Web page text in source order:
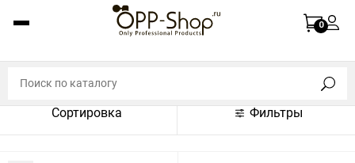
0
Сортировка Фильтры
По названию (A-Z)
По цене (по возрастанию)
По цене (по убыванию)